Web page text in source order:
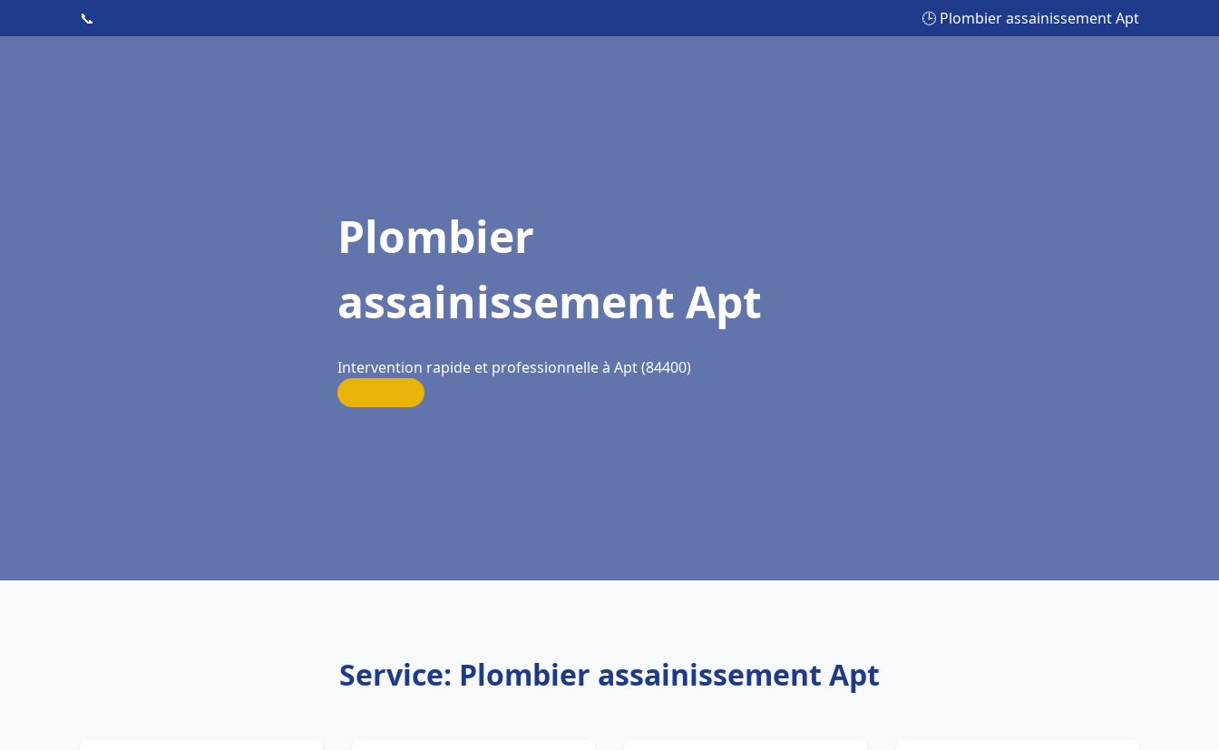
📞 🕒 Plombier assainissement Apt
Plombier
assainissement Apt
Intervention rapide et professionnelle à Apt (84400)
Service: Plombier assainissement Apt